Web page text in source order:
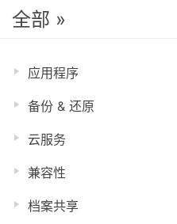
全部 »
应用程序
备份 & 还原
云服务
兼容性
档案共享